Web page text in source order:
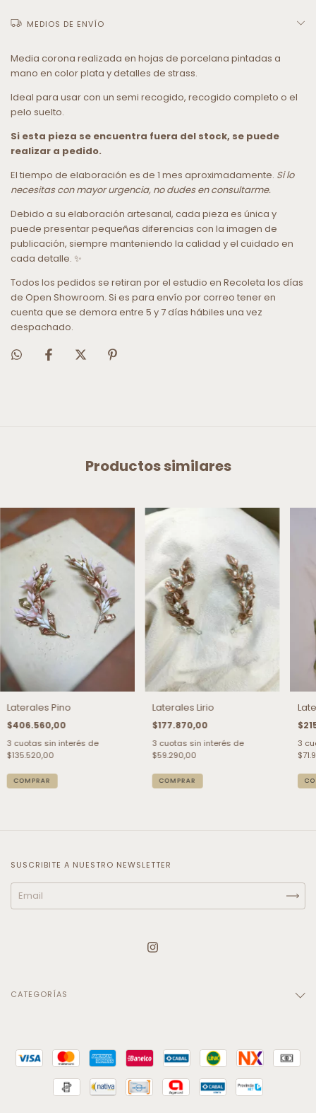
MEDIOS DE ENVÍO
Media corona realizada en hojas de porcelana pintadas a
mano en color plata y detalles de strass.
Ideal para usar con un semi recogido, recogido completo o el
pelo suelto.
Si esta pieza se encuentra fuera del stock, se puede
realizar a pedido.
El tiempo de elaboración es de 1 mes aproximadamente. Si lo
necesitas con mayor urgencia, no dudes en consultarme.
Debido a su elaboración artesanal, cada pieza es única y
puede presentar pequeñas diferencias con la imagen de
publicación, siempre manteniendo la calidad y el cuidado en
cada detalle. ✨
Todos los pedidos se retiran por el estudio en Recoleta los días
de Open Showroom. Si es para envío por correo tener en
cuenta que se demora entre 5 y 7 días hábiles una vez
despachado.
Productos similares
Laterales Pino
$406.560,00
3 cuotas sin interés de
$135.520,00
Laterales Lirio
$177.870,00
3 cuotas sin interés de
$59.290,00
3
SUSCRIBITE A NUESTRO NEWSLETTER
CATEGORÍAS